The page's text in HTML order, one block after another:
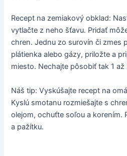
Recept na zemiakový obklad:
vytlačte z neho šťavu. Pridať
chren. Jednu zo surovín či zmes
plátienka alebo gázy, priložte a
miesto. Nechajte pôsobiť tak 1 až
Náš tip: Vyskúšajte recept na
Kyslú smotanu rozmiešajte s
olejom, ochuťte soľou a korením.
a pažítku.